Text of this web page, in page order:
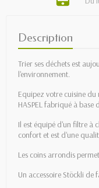
Description
Trier ses déchets est
l'environnement.
Equipez votre cuisine du
HASPEL fabriqué à base
Il est équipé d'un filtre à
confort et est d'une
Les coins arrondis
Un accessoire Stöckli de